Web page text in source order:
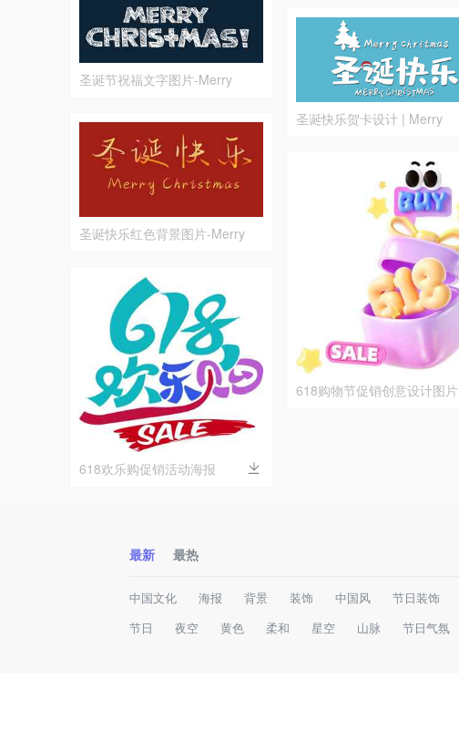
圣诞节祝福文字图片-Merry
圣诞快乐红色背景图片-Merry
618欢乐购促销活动海报
圣诞快乐贺卡设计 | Merry
618购物节促销创意设计图片
最新 最热
中国文化 海报 背景 装饰 中国风 节日装饰
节日 夜空 黄色 柔和 星空 山脉 节日气氛